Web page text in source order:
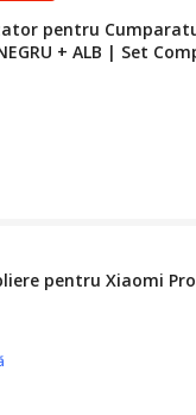
pentru
+ ALB | Set
pentru Xiaomi